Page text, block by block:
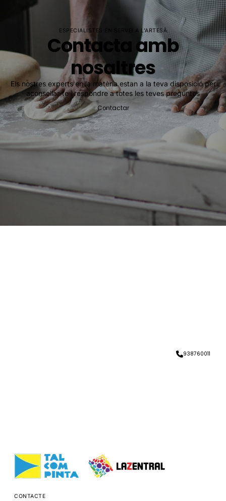
938760011
ESPECIALISTES EN SERVEI A L'ARTESÀ
Contacta amb
nosaltres
Els nostres experts en la matèria estan a la teva disposició per
aconsellar-te i respondre a totes les teves preguntes
Contactar
CONTACTE